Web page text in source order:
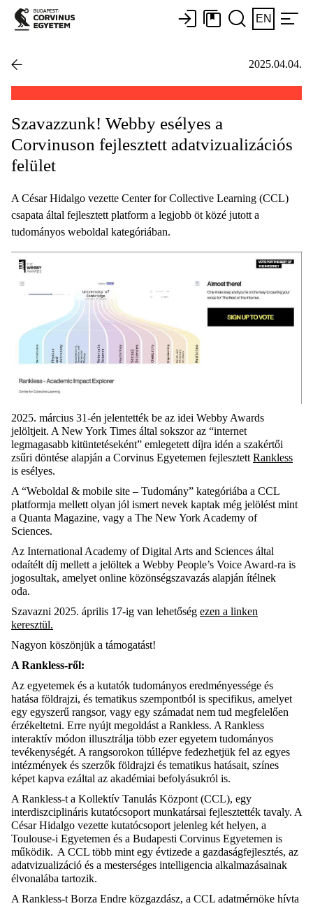
EN
2025.04.04.
Szavazzunk! Webby esélyes a
Corvinuson fejlesztett adatvizualizációs
felület
A César Hidalgo vezette Center for Collective Learning (CCL)
csapata által fejlesztett platform a legjobb öt közé jutott a
tudományos weboldal kategóriában.
2025. március 31-én jelentették be az idei Webby Awards
jelöltjeit. A New York Times által sokszor az “internet
legmagasabb kitüntetéseként” emlegetett díjra idén a szakértői
zsűri döntése alapján a Corvinus Egyetemen fejlesztett Rankless
is esélyes.
A “Weboldal & mobile site – Tudomány” kategóriába a CCL
platformja mellett olyan jól ismert nevek kaptak még jelölést mint
a Quanta Magazine, vagy a The New York Academy of
Sciences.
Az International Academy of Digital Arts and Sciences által
odaítélt díj mellett a jelöltek a Webby People’s Voice Award-ra is
jogosultak, amelyet online közönségszavazás alapján ítélnek
oda.
Szavazni 2025. április 17-ig van lehetőség ezen a linken
keresztül.
Nagyon köszönjük a támogatást!
A Rankless-ről:
Az egyetemek és a kutatók tudományos eredményessége és
hatása földrajzi, és tematikus szempontból is specifikus, amelyet
egy egyszerű rangsor, vagy egy számadat nem tud megfelelően
érzékeltetni. Erre nyújt megoldást a Rankless. A Rankless
interaktív módon illusztrálja több ezer egyetem tudományos
tevékenységét. A rangsorokon túllépve fedezhetjük fel az egyes
intézmények és szerzők földrajzi és tematikus hatásait, színes
képet kapva ezáltal az akadémiai befolyásukról is.
A Rankless-t a Kollektív Tanulás Központ (CCL), egy
interdiszciplináris kutatócsoport munkatársai fejlesztették tavaly. A
César Hidalgo vezette kutatócsoport jelenleg két helyen, a
Toulouse-i Egyetemen és a Budapesti Corvinus Egyetemen is
működik. A CCL több mint egy évtizede a gazdaságfejlesztés, az
adatvizualizáció és a mesterséges intelligencia alkalmazásainak
élvonalába tartozik.
A Rankless-t Borza Endre közgazdász, a CCL adatmérnöke hívta